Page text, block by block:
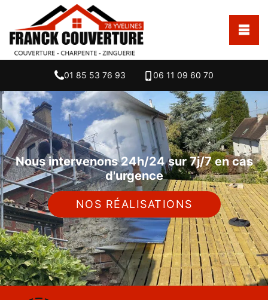
01 85 53 76 93 06 11 09 60 70
Nous intervenons 24h/24 sur 7j/7 en cas
d'urgence
NOS RÉALISATIONS